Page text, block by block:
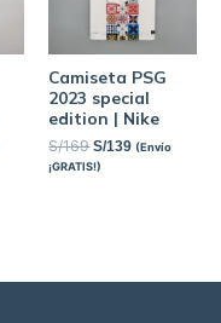
Camiseta PSG
2023 special
edition | Nike
S/169 S/139 (Envío
¡GRATIS!)